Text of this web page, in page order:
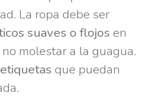
La ropa debe ser
suaves o flojos en
molestar a la guagua.
etiquetas que puedan